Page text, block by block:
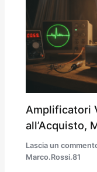
Amplificatori
all’Acquisto,
Lascia un
Marco.Rossi.81